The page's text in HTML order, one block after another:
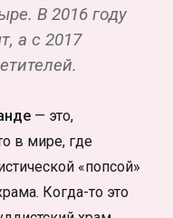
В 2016 году
а с 2017
— это,
в мире, где
«попсой»
Когда-то это